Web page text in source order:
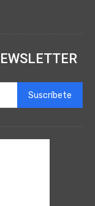
Suscríbete